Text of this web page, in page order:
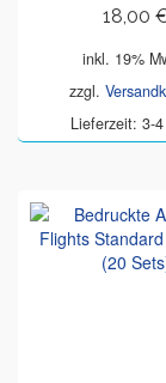
18,00
inkl. 19%
zzgl.
Lieferzeit: 3-